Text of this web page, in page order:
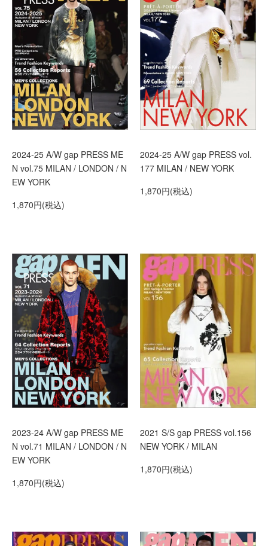
2024-25 A/W gap PRESS ME
N vol.75 MILAN / LONDON / N
EW YORK
1,870円(税込)
2024-25 A/W gap PRESS vol.
177 MILAN / NEW YORK
1,870円(税込)
2023-24 A/W gap PRESS ME
N vol.71 MILAN / LONDON / N
EW YORK
1,870円(税込)
2021 S/S gap PRESS vol.156
NEW YORK / MILAN
1,870円(税込)